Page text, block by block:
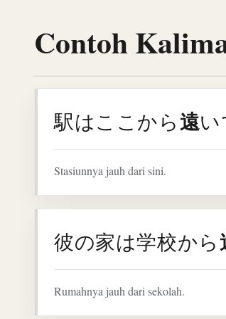
Contoh
駅はここから遠い
Stasiunnya jauh dari sini.
彼の家は学校から
Rumahnya jauh dari sekolah.